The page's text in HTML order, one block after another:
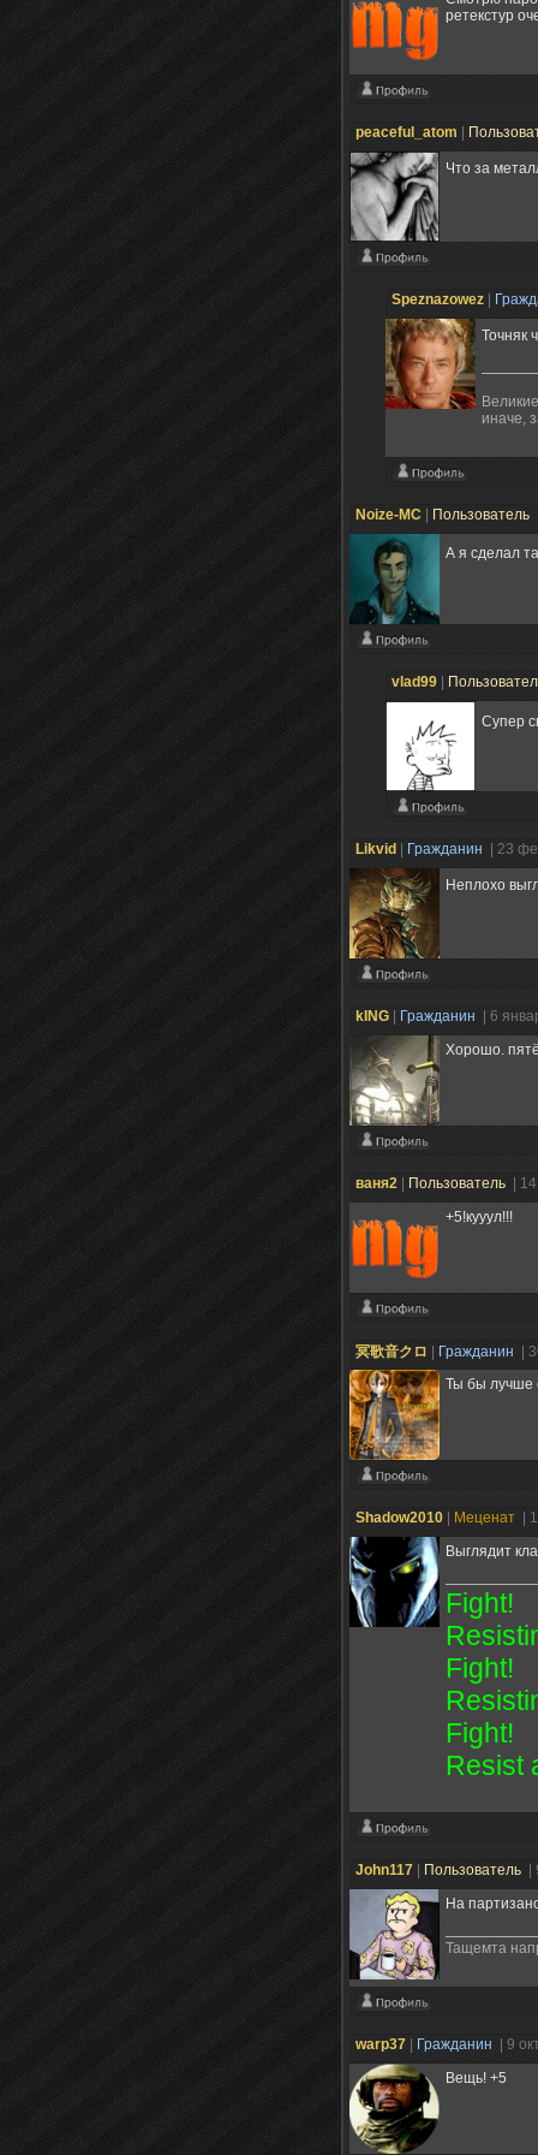
ретекстур
peaceful_atom
Что за
Speznazowez
Точняк
иначе,
Noize-MC Пользователь
А я сделал
vlad99
Супер
Likvid Гражданин | 23
Неплохо
kING Гражданин
| 6
Хорошо.
ваня2 Пользователь
|
+5!кууул!!!
冥歌音クロ Гражданин
|
Ты бы лучше
Shadow2010 Меценат
|
Выглядит
Fight!
Fight!
Fight!
Resist
John117 Пользователь
На
Тащемта
warp37 Гражданин
| 9
Вещь! +5